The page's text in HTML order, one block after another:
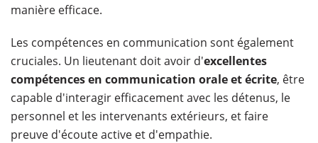
manière efficace.
Les compétences en communication sont également
cruciales. Un lieutenant doit avoir d'excellentes
compétences en communication orale et écrite, être
capable d'interagir efficacement avec les détenus, le
personnel et les intervenants extérieurs, et faire
preuve d'écoute active et d'empathie.